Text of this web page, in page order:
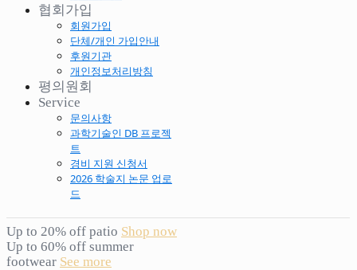
협회가입
회원가입
단체/개인 가입안내
후원기관
개인정보처리방침
평의원회
Service
문의사항
과학기술인 DB 프로젝
트
경비 지원 신청서
2026 학술지 논문 업로
드
Up to 20% off patio Shop now
Up to 60% off summer
footwear See more